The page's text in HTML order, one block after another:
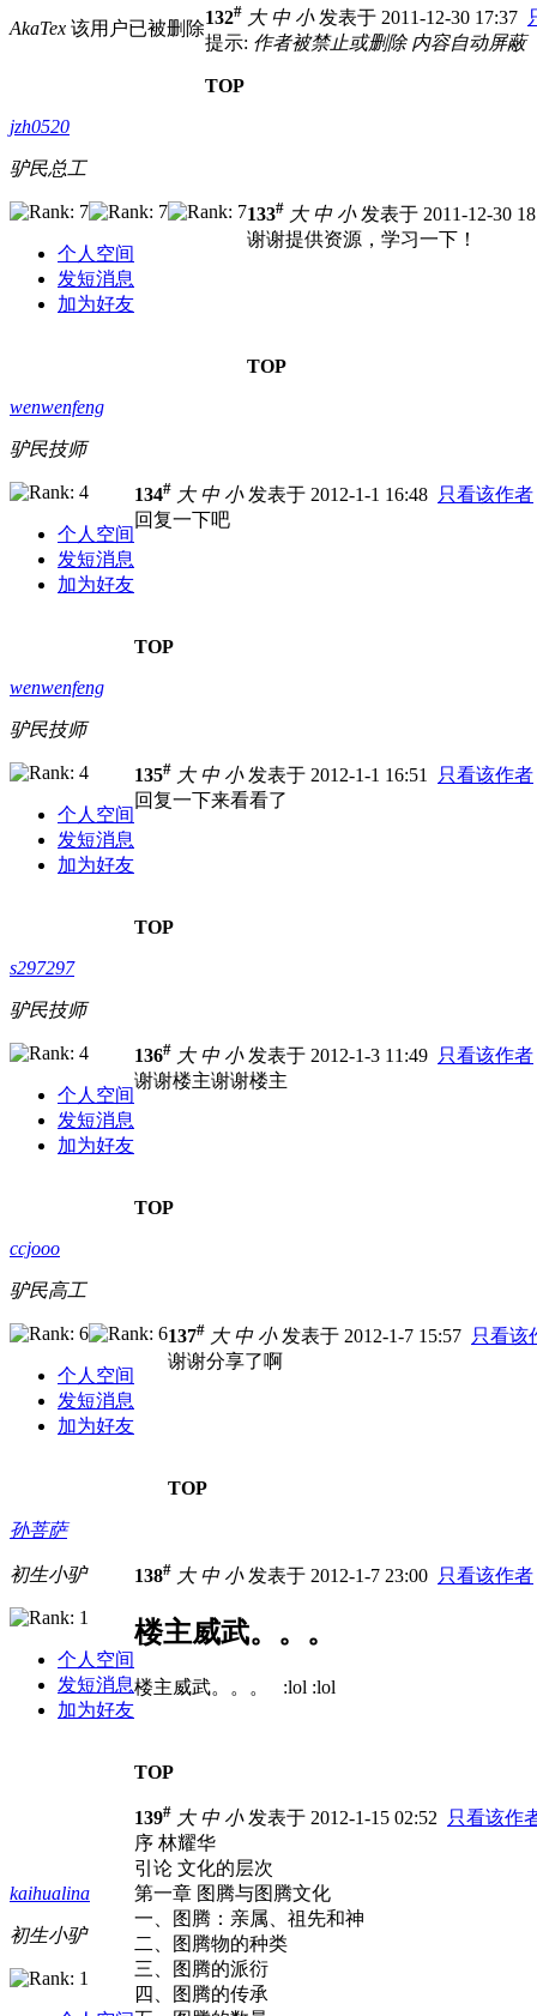
AkaTex 该用户已被删除
132# 大 中 小发表于 2011-12-30 17:37
提示: 作者被禁止或删除 内容自动屏蔽
TOP
jzh0520
驴民总工
个人空间
发短消息
加为好友
133# 大 中 小发表于 2011-12-30
谢谢提供资源，学习一下！
TOP
wenwenfeng
驴民技师
个人空间
发短消息
加为好友
134# 大 中 小发表于 2012-1-1 16:48 只看该作者
回复一下吧
TOP
wenwenfeng
驴民技师
个人空间
发短消息
加为好友
135# 大 中 小发表于 2012-1-1 16:51
只看该作者
回复一下来看看了
TOP
s297297
驴民技师
个人空间
发短消息
加为好友
136# 大 中 小发表于 2012-1-3 11:49 只看该作者
谢谢楼主谢谢楼主
TOP
ccjooo
驴民高工
个人空间
发短消息
加为好友
137# 大 中 小发表于 2012-1-7 15:57 只看该
谢谢分享了啊
TOP
孙菩萨
初生小驴
个人空间
发短消息
加为好友
138# 大 中 小发表于 2012-1-7 23:00 只看该作者
楼主威武。。。
楼主威武。。。 :lol :lol
TOP
kaihualina
初生小驴
139# 大 中 小发表于 2012-1-15 02:52
只看该作
序 林耀华
引论 文化的层次
第一章 图腾与图腾文化
一、图腾：亲属、祖先和神
二、图腾物的种类
三、图腾的派衍
四、图腾的传承